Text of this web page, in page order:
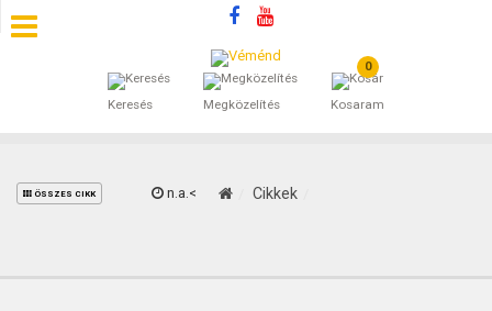
Keresés Megközelítés
0
Kosaram
SZÁLLÁSOK
ÁLTALÁNOS SZERZŐDÉSI FELTÉTELEK
ÖSSZES CIKK n.a.< Cikkek